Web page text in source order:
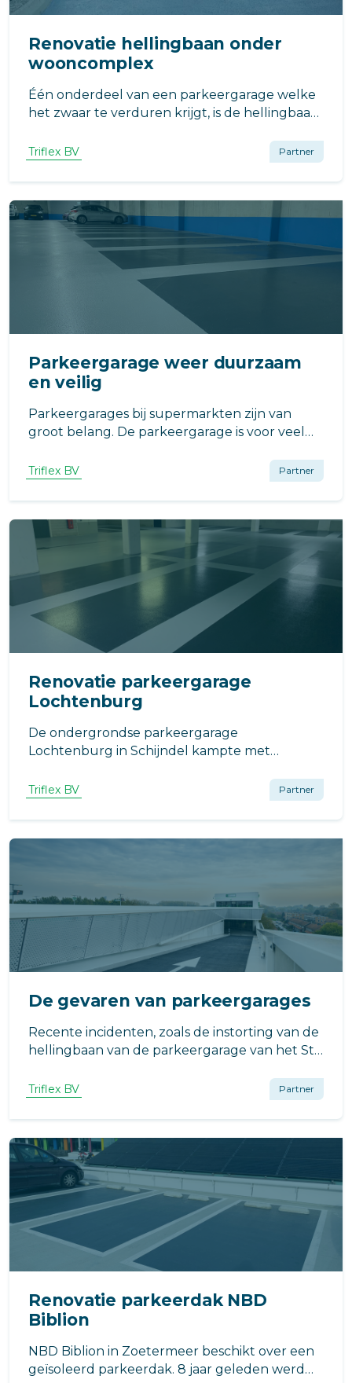
Renovatie hellingbaan onder
wooncomplex
Één onderdeel van een parkeergarage welke
het zwaar te verduren krijgt, is de hellingbaan.
van belang dat de hellingbaan is afgewerkt
met een slip- en slijtvast systeem. Zo ook bij de
hellingbaan in Apeldoorn.
Triflex BV Partner
Parkeergarage weer duurzaam
en veilig
Parkeergarages bij supermarkten zijn van
groot belang. De parkeergarage is voor veel
die ze zien. Belangrijk dus dat dit een veilige,
duurzame en esthetische omgeving is!
Triflex BV Partner
Renovatie parkeergarage
Lochtenburg
De ondergrondse parkeergarage
Lochtenburg in Schijndel kampte met
Triflex heeft al enkele jaren goed contact met
de gemeente Meierijstad en werd gevraagd
om advies.
Triflex BV Partner
De gevaren van parkeergarages
Recente incidenten, zoals de instorting van de
hellingbaan van de parkeergarage van het St.
de gevaren van weer, water en strooizout in
Triflex BV Partner
Renovatie parkeerdak NBD
Biblion
NBD Biblion in Zoetermeer beschikt over een
geïsoleerd parkeerdak. 8 jaar geleden werd